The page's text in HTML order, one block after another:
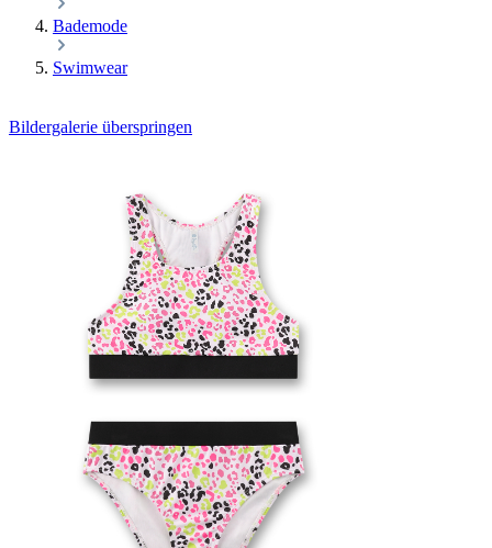
Bademode
Swimwear
Bildergalerie überspringen